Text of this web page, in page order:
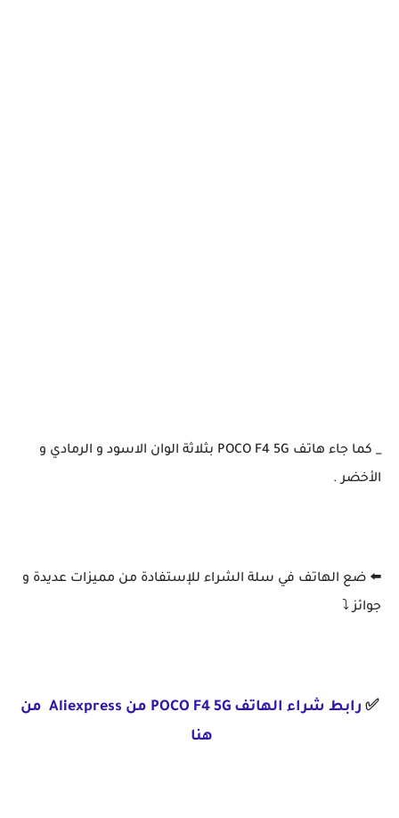
_ كما جاء هاتف POCO F4 5G بثلاثة الوان الاسود و الرمادي و
الأخضر .
⬅️ ضع الهاتف في سلة الشراء للإستفادة من مميزات عديدة و
جوائز ⤵️
✅
رابط شراء الهاتف POCO F4 5G من Aliexpress من
هنا